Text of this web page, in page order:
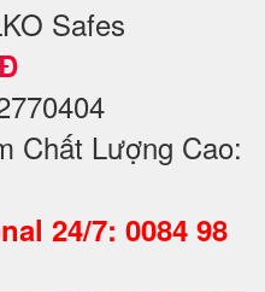
Safes
Chất Lượng Cao:
24/7: 0084 98